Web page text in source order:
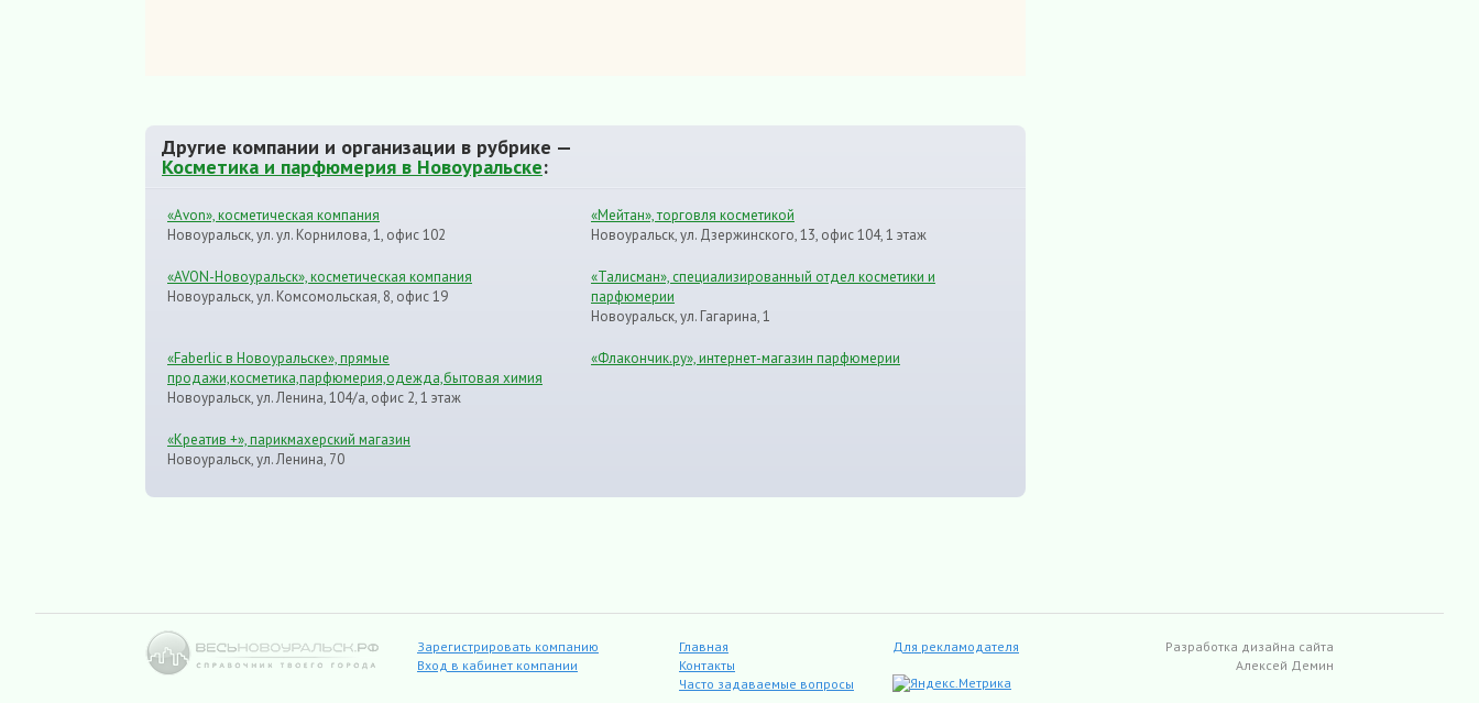
Другие компании и организации в рубрике —
Косметика и парфюмерия в Новоуральске:
«Avon», косметическая компания
Новоуральск, ул. ул. Корнилова, 1, офис 102
«Мейтан», торговля косметикой
Новоуральск, ул. Дзержинского, 13, офис 104, 1 этаж
«AVON-Новоуральск», косметическая компания
Новоуральск, ул. Комсомольская, 8, офис 19
«Талисман», специализированный отдел косметики и
парфюмерии
Новоуральск, ул. Гагарина, 1
«Faberlic в Новоуральске», прямые
продажи,косметика,парфюмерия,одежда,бытовая химия
Новоуральск, ул. Ленина, 104/а, офис 2, 1 этаж
«Флакончик.ру», интернет-магазин парфюмерии
«Креатив +», парикмахерский магазин
Новоуральск, ул. Ленина, 70
Зарегистрировать компанию
Вход в кабинет компании
Главная
Контакты
Часто задаваемые вопросы
Для рекламодателя
Разработка дизайна сайта
Алексей Демин